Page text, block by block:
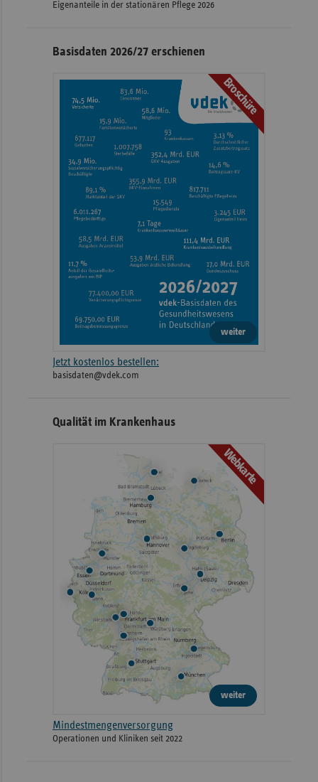
Eigenanteile in der stationären Pflege 2026
Basisdaten 2026/27 erschienen
Broschüre
weiter
Jetzt kostenlos bestellen:
basisdaten@vdek.com
Qualität im Krankenhaus
Webkarte
weiter
Mindestmengenversorgung
Operationen und Kliniken seit 2022